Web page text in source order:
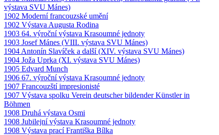
výstava SVU Mánes)
1902 Moderní francouzské umění
1902 Výstava Augusta Rodina
1903 64. výroční výstava Krasoumné jednoty
1903 Josef Mánes (VIII. výstava SVU Mánes)
1904 Antonín Slavíček a další (XIV. výstava SVU Mánes)
1904 Joža Uprka (XI. výstava SVU Mánes)
1905 Edvard Munch
1906 67. výroční výstava Krasoumné jednoty
1907 Francouzští impresionisté
1907 Výstava spolku Verein deutscher bildender Künstler in
Böhmen
1908 Druhá výstava Osmi
1908 Jubilejní výstava Krasoumné jednoty
1908 Výstava prací Františka Bílka